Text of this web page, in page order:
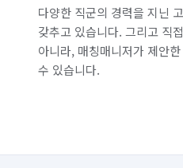
다양한 직군의 경력을 지닌
갖추고 있습니다. 그리고 직
아니라, 매칭매니저가 제안
수 있습니다.